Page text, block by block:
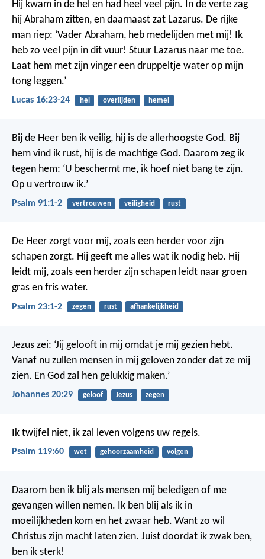
Hij kwam in de hel en had heel veel pijn. In de verte zag
hij Abraham zitten, en daarnaast zat Lazarus. De rijke
man riep: ‘Vader Abraham, heb medelijden met mij! Ik
heb zo veel pijn in dit vuur! Stuur Lazarus naar me toe.
Laat hem met zijn vinger een druppeltje water op mijn
tong leggen.’
Lucas 16:23-24 hel overlijden hemel
Bij de Heer ben ik veilig, hij is de allerhoogste God. Bij
hem vind ik rust, hij is de machtige God. Daarom zeg ik
tegen hem: ‘U beschermt me, ik hoef niet bang te zijn.
Op u vertrouw ik.’
Psalm 91:1-2 vertrouwen veiligheid rust
De Heer zorgt voor mij, zoals een herder voor zijn
schapen zorgt. Hij geeft me alles wat ik nodig heb. Hij
leidt mij, zoals een herder zijn schapen leidt naar groen
gras en fris water.
Psalm 23:1-2 zegen rust afhankelijkheid
Jezus zei: ‘Jij gelooft in mij omdat je mij gezien hebt.
Vanaf nu zullen mensen in mij geloven zonder dat ze mij
zien. En God zal hen gelukkig maken.’
Johannes 20:29 geloof Jezus zegen
Ik twijfel niet, ik zal leven volgens uw regels.
Psalm 119:60 wet gehoorzaamheid volgen
Daarom ben ik blij als mensen mij beledigen of me
gevangen willen nemen. Ik ben blij als ik in
moeilijkheden kom en het zwaar heb. Want zo wil
Christus zijn macht laten zien. Juist doordat ik zwak ben,
ben ik sterk!